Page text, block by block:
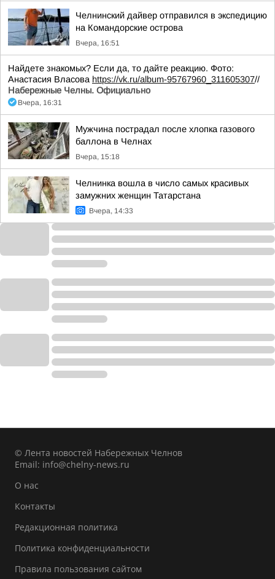
Челнинский дайвер отправился в экспедицию
на Командорские острова
Вчера, 16:51
Найдете знакомых? Если да, то дайте реакцию. Фото:
Анастасия Власова https://vk.ru/album-95767960_311605307//
Набережные Челны. Официально
Вчера, 16:31
Мужчина пострадал после хлопка газового
баллона в Челнах
Вчера, 15:18
Челнинка вошла в число самых красивых
замужних женщин Татарстана
Вчера, 14:33
© Лента новостей Набережных Челнов
Email: info@chelny-news.ru
О нас
Контакты
Редакционная политика
Политика конфиденциальности
Правила пользования сайтом